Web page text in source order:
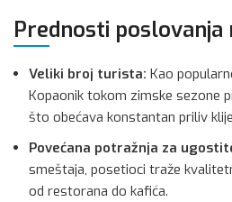
Prednosti poslovanja
Veliki broj turista: Kao
Kopaonik tokom zimske sezone
što obećava konstantan priliv
Povećana potražnja za
smeštaja, posetioci traže
od restorana do kafića.